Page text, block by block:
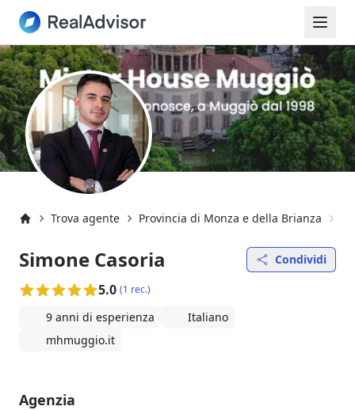
Trova agente Provincia di Monza e della Brianza
Simone Casoria Condividi
5.0 (1 rec.)
9 anni di esperienza
Italiano
mhmuggio.it
Agenzia